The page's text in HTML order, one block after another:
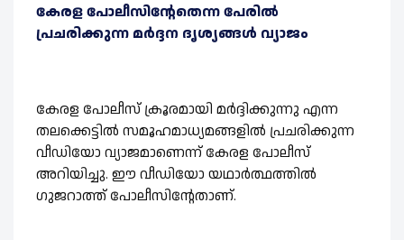
കേരള പോലീസിന്റേതെന്ന പേരിൽ
പ്രചരിക്കുന്ന മർദ്ദന ദൃശ്യങ്ങൾ വ്യാജം
കേരള പോലീസ് ക്രൂരമായി മർദ്ദിക്കുന്നു എന്ന
തലക്കെട്ടിൽ സമൂഹമാധ്യമങ്ങളിൽ പ്രചരിക്കുന്ന
വീഡിയോ വ്യാജമാണെന്ന് കേരള പോലീസ്
അറിയിച്ചു. ഈ വീഡിയോ യഥാർത്ഥത്തിൽ
ഗുജറാത്ത് പോലീസിന്റേതാണ്.